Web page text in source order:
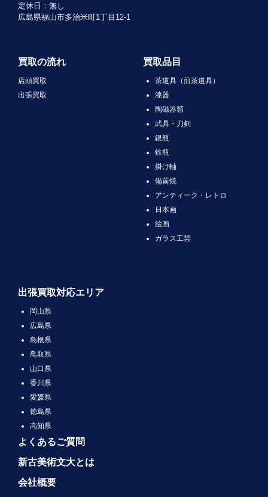
定休日：無し
広島県福山市多治米町1丁目12-1
買取の流れ
店頭買取
出張買取
買取品目
茶道具（煎茶道具）
漆器
陶磁器類
武具・刀剣
銀瓶
鉄瓶
掛け軸
備前焼
アンティーク・レトロ
日本画
絵画
ガラス工芸
出張買取対応エリア
岡山県
広島県
島根県
鳥取県
山口県
香川県
愛媛県
徳島県
高知県
よくあるご質問
新古美術文大とは
会社概要